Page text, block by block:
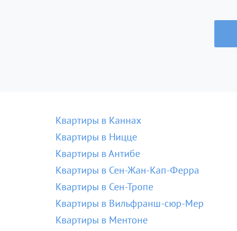
Квартиры в Каннах
Квартиры в Ницце
Квартиры в Антибе
Квартиры в Сен-Жан-Кап-Ферра
Квартиры в Сен-Тропе
Квартиры в Вильфранш-сюр-Мер
Квартиры в Ментоне